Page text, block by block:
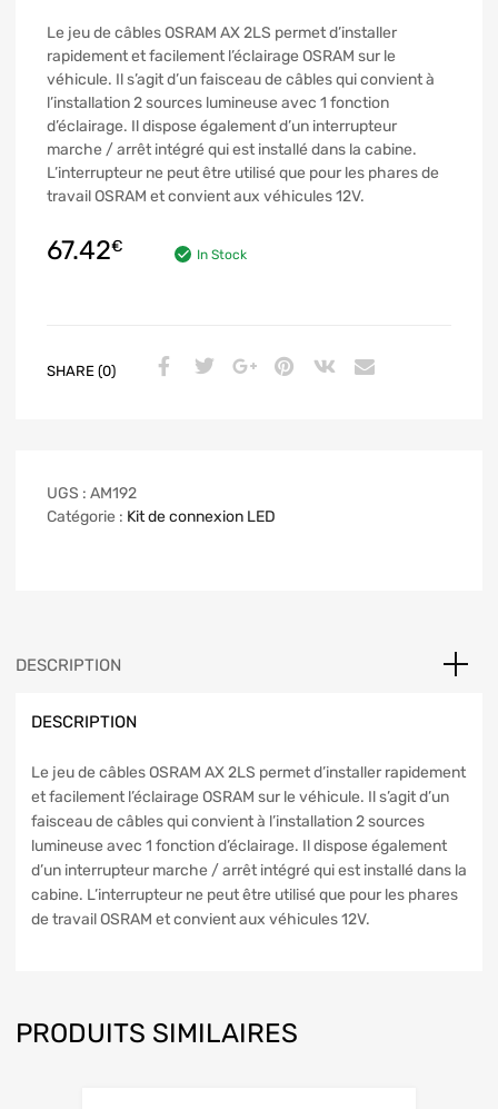
Le jeu de câbles OSRAM AX 2LS permet d’installer
rapidement et facilement l’éclairage OSRAM sur le
véhicule. Il s’agit d’un faisceau de câbles qui convient à
l’installation 2 sources lumineuse avec 1 fonction
d’éclairage. Il dispose également d’un interrupteur
marche / arrêt intégré qui est installé dans la cabine.
L’interrupteur ne peut être utilisé que pour les phares de
travail OSRAM et convient aux véhicules 12V.
67.42€ In Stock
SHARE (0)
UGS : AM192
Catégorie : Kit de connexion LED
DESCRIPTION
DESCRIPTION
Le jeu de câbles OSRAM AX 2LS permet d’installer rapidement
et facilement l’éclairage OSRAM sur le véhicule. Il s’agit d’un
faisceau de câbles qui convient à l’installation 2 sources
lumineuse avec 1 fonction d’éclairage. Il dispose également
d’un interrupteur marche / arrêt intégré qui est installé dans la
cabine. L’interrupteur ne peut être utilisé que pour les phares
de travail OSRAM et convient aux véhicules 12V.
PRODUITS SIMILAIRES